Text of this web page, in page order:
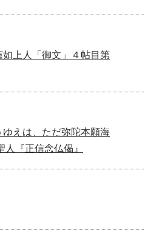
上人「御文」４帖目第
えは、ただ弥陀本願海
『正信念仏偈』